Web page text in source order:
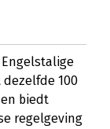
100
biedt
regelgeving